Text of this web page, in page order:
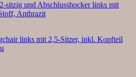
sitzig und Abschlusshocker links mit
Anthrazit